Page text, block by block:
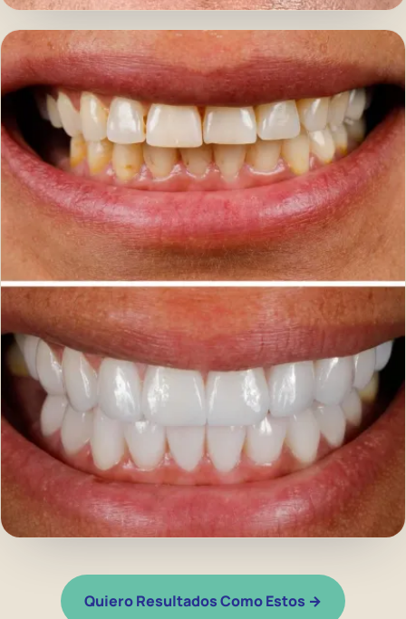
Quiero Resultados Como Estos →